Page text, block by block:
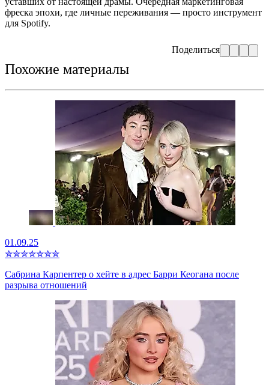
фреска эпохи, где личные переживания — просто инструмент
для Spotify.
Поделиться
Похожие материалы
01.09.25
✮✮✮✮✮✮✮
Сабрина Карпентер о хейте в адрес Барри Кеогана после
разрыва отношений